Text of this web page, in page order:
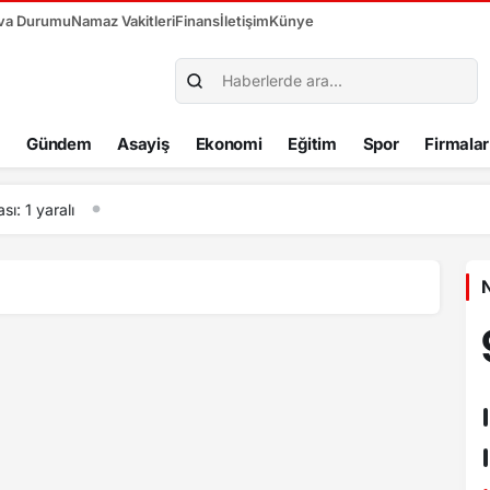
DurumuNamaz VakitleriFinansİletişimKünye
Gündem Asayiş Ekonomi Eğitim Spor Firmalar
12:07 İşçi servisi ile otomobil çarpıştı: 1’i ağır 4 yaralı